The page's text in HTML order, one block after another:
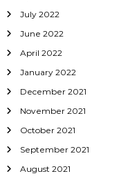
July 2022
June 2022
April 2022
January 2022
December 2021
November 2021
October 2021
September 2021
August 2021